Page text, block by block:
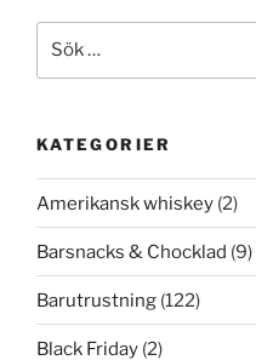
efter:
KATEGORIER
Amerikansk whiskey (2)
Barsnacks & Chocklad (9)
Barutrustning (122)
Black Friday (2)